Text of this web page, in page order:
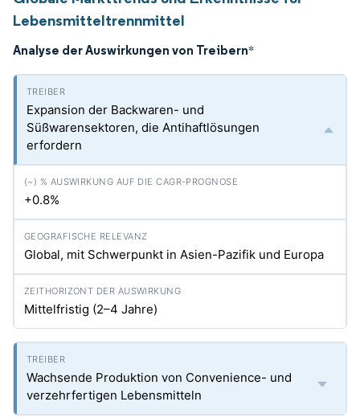
Lebensmitteltrennmittel
Analyse der Auswirkungen von Treibern*
Expansion der Backwaren- und
Süßwarensektoren, die Antihaftlösungen
erfordern
+0.8%
Global, mit Schwerpunkt in Asien-Pazifik und Europa
Mittelfristig (2–4 Jahre)
Wachsende Produktion von Convenience- und
verzehrfertigen Lebensmitteln